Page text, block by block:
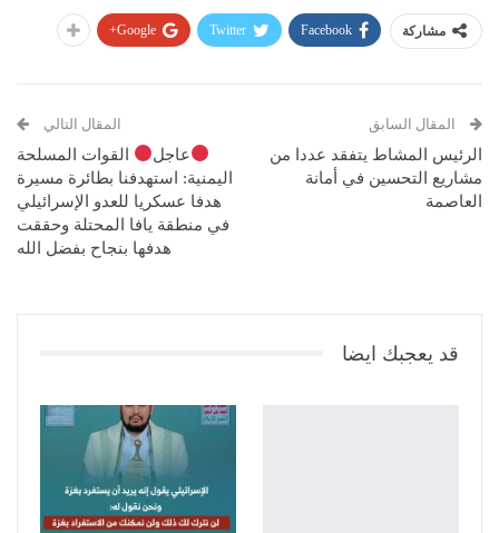
مشاركة Facebook
Twitter
Google+
المقال السابق
الرئيس المشاط يتفقد عددا من
مشاريع التحسين في أمانة
العاصمة
المقال التالي
عاجل
القوات المسلحة
اليمنية: استهدفنا بطائرة مسيرة
هدفا عسكريا للعدو الإسرائيلي
في منطقة يافا المحتلة وحققت
هدفها بنجاح بفضل الله
قد يعجبك ايضا